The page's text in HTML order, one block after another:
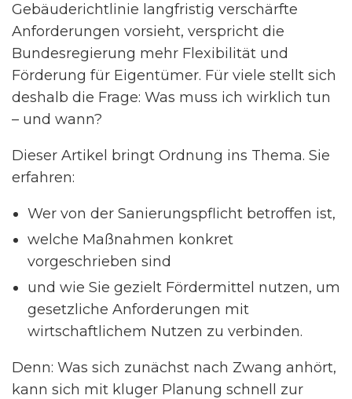
Gebäuderichtlinie langfristig verschärfte
Anforderungen vorsieht, verspricht die
Bundesregierung mehr Flexibilität und
Förderung für Eigentümer. Für viele stellt sich
deshalb die Frage: Was muss ich wirklich tun
– und wann?
Dieser Artikel bringt Ordnung ins Thema. Sie
erfahren:
Wer von der Sanierungspflicht betroffen ist,
welche Maßnahmen konkret
vorgeschrieben sind
und wie Sie gezielt Fördermittel nutzen, um
gesetzliche Anforderungen mit
wirtschaftlichem Nutzen zu verbinden.
Denn: Was sich zunächst nach Zwang anhört,
kann sich mit kluger Planung schnell zur